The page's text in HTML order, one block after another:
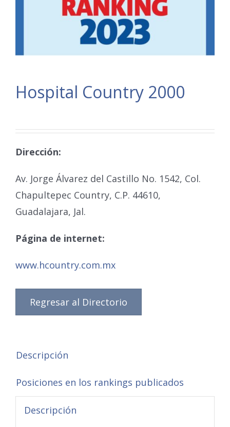
Hospital Country 2000
Dirección:
Av. Jorge Álvarez del Castillo No. 1542, Col.
Chapultepec Country, C.P. 44610,
Guadalajara, Jal.
Página de internet:
www.hcountry.com.mx
Regresar al Directorio
Descripción
Posiciones en los rankings publicados
Descripción